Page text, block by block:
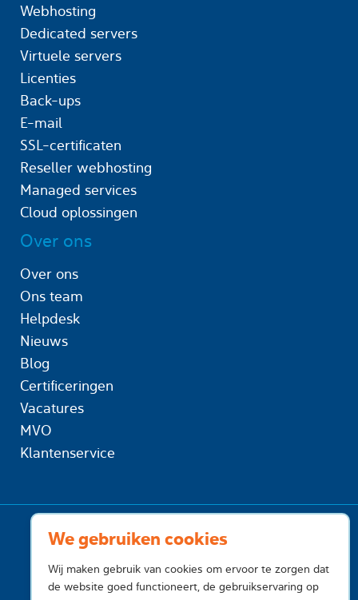
We gebruiken cookies
Wij maken gebruik van cookies om ervoor te zorgen dat
de website goed functioneert, de gebruikservaring op
Webhosting
Dedicated servers
Virtuele servers
Licenties
Back-ups
E-mail
SSL-certificaten
Reseller webhosting
Managed services
Cloud oplossingen
Over ons
Over ons
Ons team
Helpdesk
Nieuws
Blog
Certificeringen
Vacatures
MVO
Klantenservice